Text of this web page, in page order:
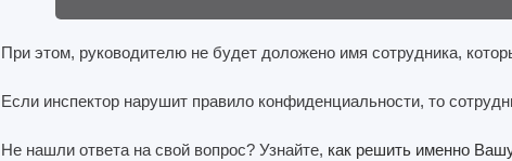
При этом, руководителю не будет доложено имя сотрудника,
Если инспектор нарушит правило конфиденциальности, то
Не нашли ответа на свой вопрос? Узнайте, как решить именно